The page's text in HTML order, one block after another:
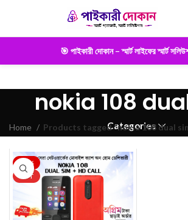
🎯 পাইকারী দোকান – স্মার্ট লাইফের স্মার্ট
nokia 108
Categories
Home Products tagged “nokia 108 dual
-25%
HOT